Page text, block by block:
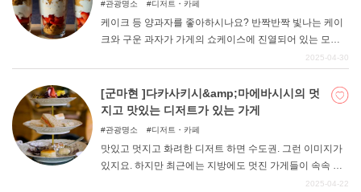
DEEPLOG란
개인 정보보호
문의
관광명소 디저트・카페
케이크 등 양과자를 좋아하시나요? 반짝반짝 빛나는 케이
크와 구운 과자가 가게의 쇼케이스에 진열되어 있는 모습
은 몇 번을 보아도 설렌다. 이번 기사에서는 군마현 마에바
다. 이트인 가능한 가게로 한정했으니, 맛집 탐방이나 카페
순례의 참고자료로 삼으시길 바랍니다. 단 것을 좋아하는
분들의 여행이나 드라이브에 도움이 되었으면 좋겠습니다.
2025-04-30
[군마현 ]다카사키시&amp;마에바시시의 멋
지고 맛있는 디저트가 있는 가게
관광명소 디저트・카페
맛있고 멋지고 화려한 디저트 하면 수도권. 그런 이미지가
있지요. 하지만 최근에는 지방에도 멋진 가게들이 속속 문
을 열고 있다. 물론 군마현에도 반짝반짝 빛나는 디저트가
2025-04-22